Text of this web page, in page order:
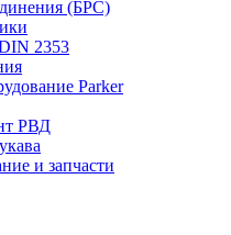
(БРС)
2353
Parker
РВД
и запчасти